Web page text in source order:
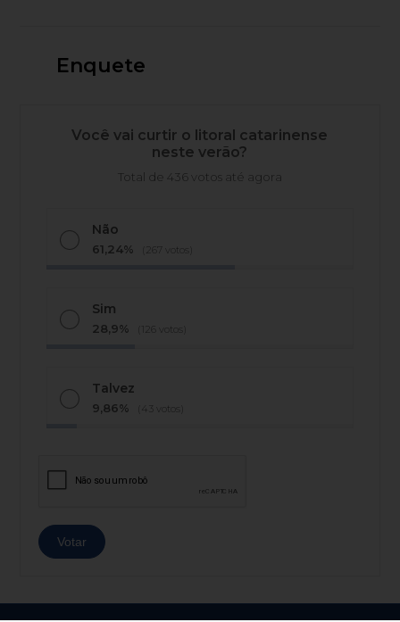
Enquete
Você vai curtir o litoral catarinense
neste verão?
Total de 436 votos até agora
Não
61,24% (267 votos)
Sim
28,9% (126 votos)
Talvez
9,86% (43 votos)